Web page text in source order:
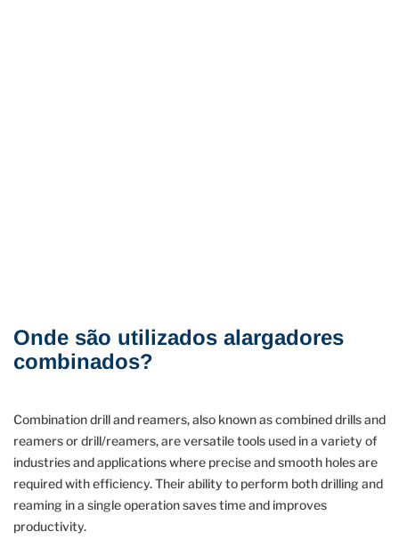
Onde são utilizados alargadores
combinados?
Combination drill and reamers, also known as combined drills and
reamers or drill/reamers, are versatile tools used in a variety of
industries and applications where precise and smooth holes are
required with efficiency. Their ability to perform both drilling and
reaming in a single operation saves time and improves
productivity.